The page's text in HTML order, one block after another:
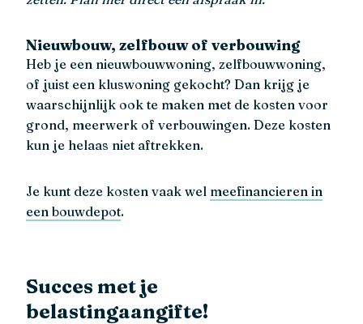
Nieuwbouw, zelfbouw of verbouwing
Heb je een nieuwbouwwoning, zelfbouwwoning,
of juist een kluswoning gekocht? Dan krijg je
waarschijnlijk ook te maken met de kosten voor
grond, meerwerk of verbouwingen. Deze kosten
kun je helaas niet aftrekken.
Je kunt deze kosten vaak wel meefinancieren in
een bouwdepot.
Succes met je
belastingaangifte!